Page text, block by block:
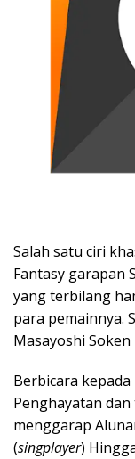
Salah satu ciri
Fantasy garapan
yang terbilang
para pemainnya.
Masayoshi Soken
Berbicara
Penghayatan
menggarap
(singplayer)